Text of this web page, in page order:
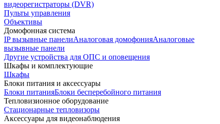
видеорегистраторы (DVR)
Пульты управления
Объективы
Домофонная система
IP вызывные панелиАналоговая домофонияАналоговые
вызывные панели
Другие устройства для ОПС и оповещения
Шкафы и комплектующие
Шкафы
Блоки питания и аксессуары
Блоки питанияБлоки бесперебойного питания
Тепловизионное оборудование
Стационарные тепловизоры
Аксессуары для видеонаблюдения